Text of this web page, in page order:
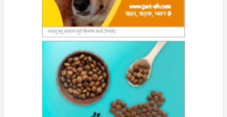
पालतू पशु आश्रय यूरो बिजनेस कार्ड टेम्पलेट